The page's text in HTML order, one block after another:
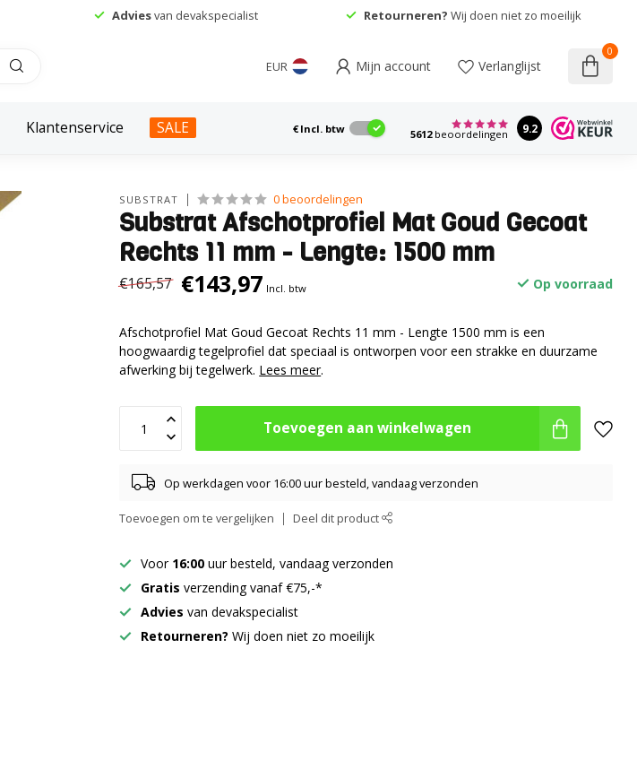
Adviesvan devakspecialist Retourneren? Wij doen niet zo moeilijk
EUR Mijn account Verlanglijst
0
Klantenservice SALE €Incl. btw 5612beoordelingen 9.2
SUBSTRAT 0 beoordelingen
Substrat Afschotprofiel Mat Goud Gecoat
Rechts 11 mm - Lengte: 1500 mm
€165,57 €143,97 Incl. btw Op voorraad
Afschotprofiel Mat Goud Gecoat Rechts 11 mm - Lengte 1500 mm is een
hoogwaardig tegelprofiel dat speciaal is ontworpen voor een strakke en duurzame
afwerking bij tegelwerk. Lees meer.
Toevoegen aan winkelwagen
Op werkdagen voor 16:00 uur besteld, vandaag verzonden
Toevoegen om te vergelijken Deel dit product
Voor 16:00 uur besteld, vandaag verzonden
Gratis verzending vanaf €75,-*
Advies van devakspecialist
Retourneren?Wij doen niet zo moeilijk